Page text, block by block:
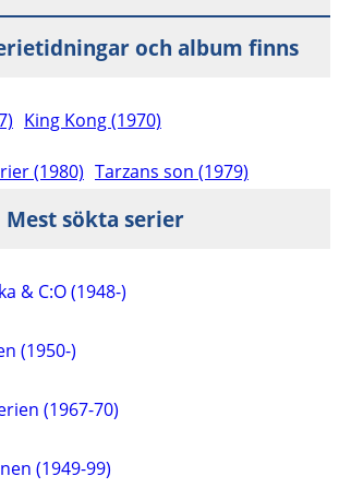
och album finns
King Kong (1970)
(1980) Tarzans son (1979)
Mest sökta serier
& C:O (1948-)
(1950-)
(1967-70)
(1949-99)